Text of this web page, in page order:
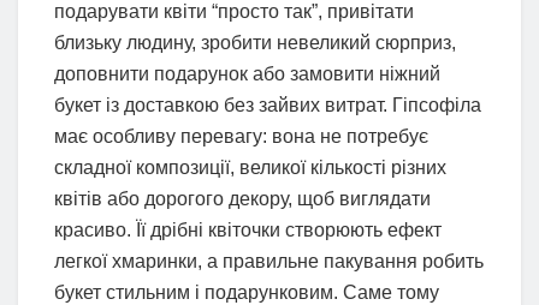
подарувати квіти “просто так”, привітати
близьку людину, зробити невеликий сюрприз,
доповнити подарунок або замовити ніжний
букет із доставкою без зайвих витрат. Гіпсофіла
має особливу перевагу: вона не потребує
складної композиції, великої кількості різних
квітів або дорогого декору, щоб виглядати
красиво. Її дрібні квіточки створюють ефект
легкої хмаринки, а правильне пакування робить
букет стильним і подарунковим. Саме тому